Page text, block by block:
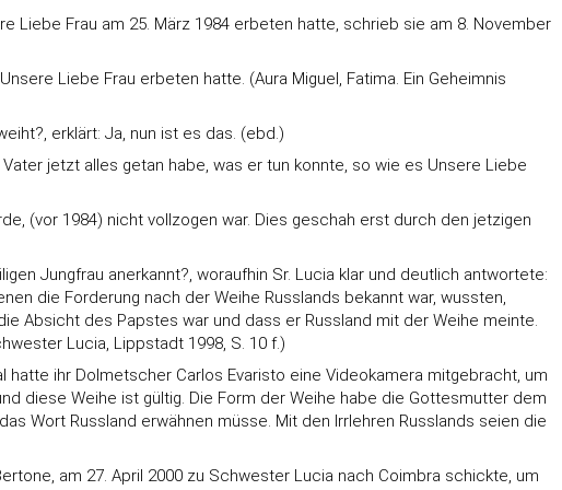
Liebe Frau am 25. März 1984 erbeten hatte, schrieb sie am 8. November
Liebe Frau erbeten hatte. (Aura Miguel, Fatima. Ein Geheimnis
erklärt: Ja, nun ist es das. (ebd.)
jetzt alles getan habe, was er tun konnte, so wie es Unsere Liebe
(vor 1984) nicht vollzogen war. Dies geschah erst durch den jetzigen
Jungfrau anerkannt?, woraufhin Sr. Lucia klar und deutlich antwortete:
die Forderung nach der Weihe Russlands bekannt war, wussten,
Absicht des Papstes war und dass er Russland mit der Weihe meinte.
Lucia, Lippstadt 1998, S. 10 f.)
hatte ihr Dolmetscher Carlos Evaristo eine Videokamera mitgebracht, um
diese Weihe ist gültig. Die Form der Weihe habe die Gottesmutter dem
Russland erwähnen müsse. Mit den Irrlehren Russlands seien die
am 27. April 2000 zu Schwester Lucia nach Coimbra schickte, um